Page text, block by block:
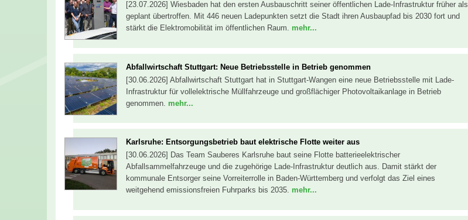
[23.07.2026] Wiesbaden hat den ersten Ausbauschritt seiner öffentlichen Lade-Infrastruktur früher als
geplant übertroffen. Mit 446 neuen Ladepunkten setzt die Stadt ihren Ausbaupfad bis 2030 fort und
stärkt die Elektromobilität im öffentlichen Raum. mehr...
Abfallwirtschaft Stuttgart: Neue Betriebsstelle in Betrieb genommen
[30.06.2026] Abfallwirtschaft Stuttgart hat in Stuttgart-Wangen eine neue Betriebsstelle mit Lade-
Infrastruktur für vollelektrische Müllfahrzeuge und großflächiger Photovoltaikanlage in Betrieb
genommen. mehr...
Karlsruhe: Entsorgungsbetrieb baut elektrische Flotte weiter aus
[30.06.2026] Das Team Sauberes Karlsruhe baut seine Flotte batterieelektrischer
Abfallsammelfahrzeuge und die zugehörige Lade-Infrastruktur deutlich aus. Damit stärkt der
kommunale Entsorger seine Vorreiterrolle in Baden-Württemberg und verfolgt das Ziel eines
weitgehend emissionsfreien Fuhrparks bis 2035. mehr...